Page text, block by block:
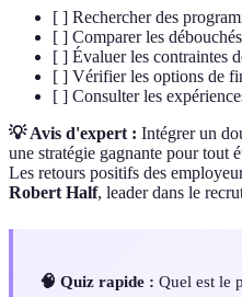
[ ] Rechercher des
[ ] Comparer les
[ ] Évaluer les contraintes
[ ] Vérifier les options de
[ ] Consulter les
💡 Avis d'expert : Intégrer un
une stratégie gagnante pour tout
Les retours positifs des
Robert Half, leader dans le
🧠 Quiz rapide : Quel est le